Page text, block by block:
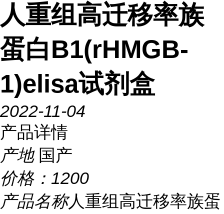
人重组高迁移率族
蛋白B1(rHMGB-
1)elisa试剂盒
2022-11-04
产品详情
产地 国产
价格： 1200
产品名称人重组高迁移率族蛋